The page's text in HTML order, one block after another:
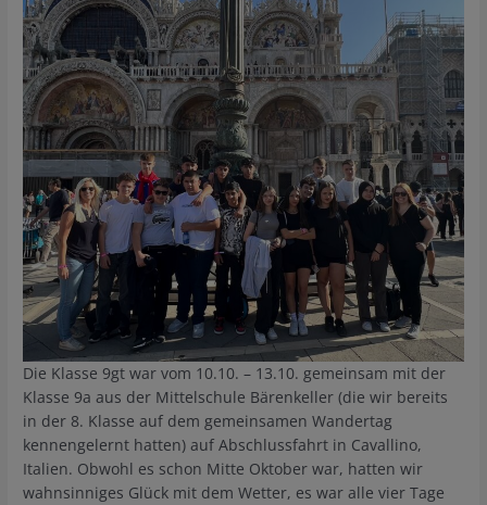
Die Klasse 9gt war vom 10.10. – 13.10. gemeinsam mit der
Klasse 9a aus der Mittelschule Bärenkeller (die wir bereits
in der 8. Klasse auf dem gemeinsamen Wandertag
kennengelernt hatten) auf Abschlussfahrt in Cavallino,
Italien. Obwohl es schon Mitte Oktober war, hatten wir
wahnsinniges Glück mit dem Wetter, es war alle vier Tage